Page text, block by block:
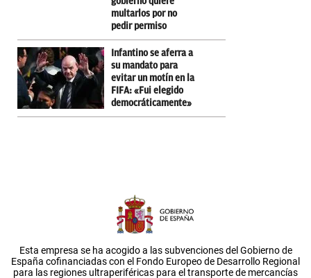
multarlos por no
pedir permiso
Infantino se aferra a
su mandato para
evitar un motín en la
FIFA: «Fui elegido
democráticamente»
Esta empresa se ha acogido a las subvenciones del Gobierno de
España cofinanciadas con el Fondo Europeo de Desarrollo Regional
para las regiones ultraperiféricas para el transporte de mercancías